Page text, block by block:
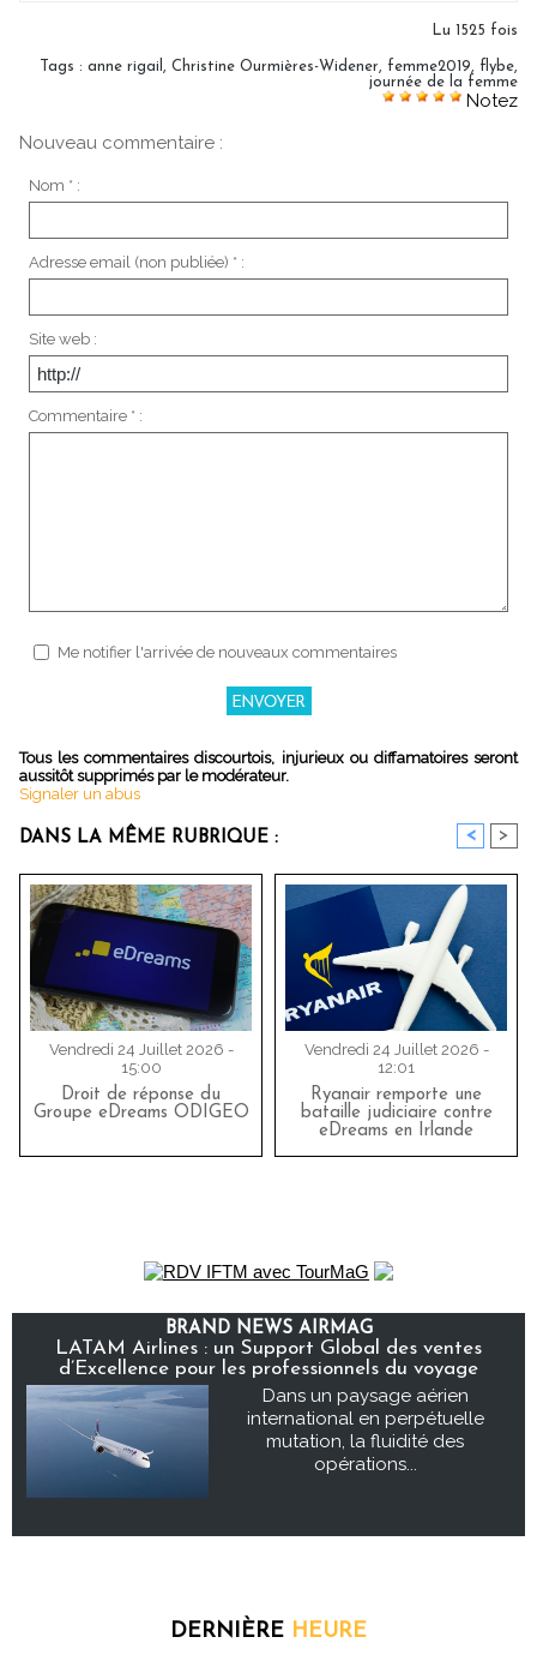
Lu 1525 fois
Tags : anne rigail , Christine Ourmières-Widener, femme2019, flybe,
journée de la femme
Notez
Nouveau commentaire :
Nom * :
Adresse email (non publiée) * :
Site web :
Commentaire * :
Me notifier l'arrivée de nouveaux commentaires
Tous les commentaires discourtois, injurieux ou diffamatoires seront
aussitôt supprimés par le modérateur.
Signaler un abus
DANS LA MÊME RUBRIQUE : < >
Vendredi 24 Juillet 2026 -
15:00
Droit de réponse du
Groupe eDreams ODIGEO
Vendredi 24 Juillet 2026 -
12:01
Ryanair remporte une
bataille judiciaire contre
eDreams en Irlande
BRAND NEWS AIRMAG
LATAM Airlines : un Support Global des ventes
d’Excellence pour les professionnels du voyage
Dans un paysage aérien
international en perpétuelle
mutation, la fluidité des
opérations...
DERNIÈRE HEURE